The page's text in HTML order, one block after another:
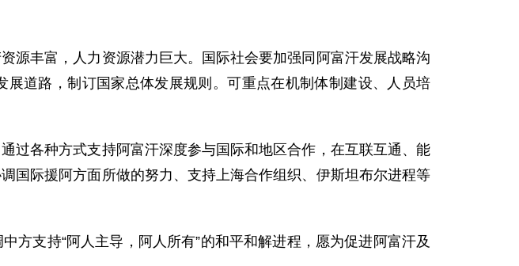
丰富，人力资源潜力巨大。国际社会要加强同阿富汗发展战略沟
道路，制订国家总体发展规则。可重点在机制体制建设、人员培
各种方式支持阿富汗深度参与国际和地区合作，在互联互通、能
国际援阿方面所做的努力、支持上海合作组织、伊斯坦布尔进程等
支持“阿人主导，阿人所有”的和平和解进程，愿为促进阿富汗及